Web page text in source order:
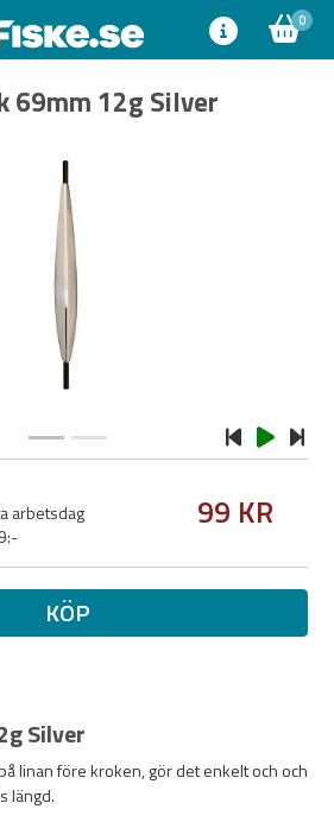
0
69mm 12g Silver
arbetsdag
99 KR
KÖP
Silver
linan före kroken, gör det enkelt och och
längd.